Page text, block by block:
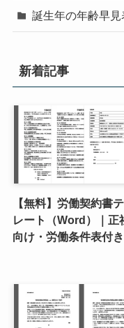
誕生年の年齢早見
新着記事
【無料】労働契約書
レート（Word）｜正
向け・労働条件表付き